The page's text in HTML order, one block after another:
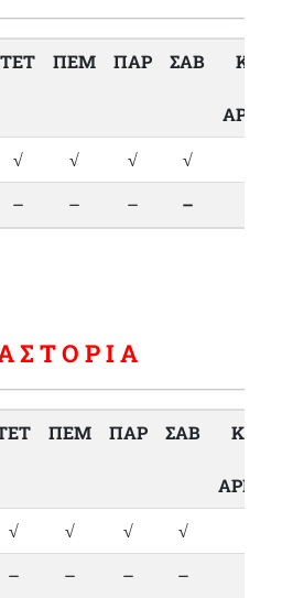
ΤΕΤ ΠΕΜ ΠΑΡ ΣΑΒ
ΚΥΡ
√ √ √ √
– – – –
Σ Τ Ο Ρ Ι Α
ΠΕΜ ΠΑΡ ΣΑΒ
ΚΥΡ
ΑΡΓΙΕΣ
√ √ √ √
– – – –